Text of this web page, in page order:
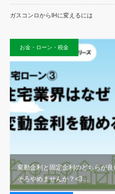
ガスコンロからIHに変えるには
お金・ローン・税金
変動金利と固定金利のどちらが
そろやめませんか？<3…